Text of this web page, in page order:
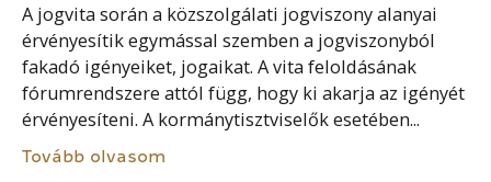
A jogvita során a közszolgálati jogviszony alanyai
érvényesítik egymással szemben a jogviszonyból
fakadó igényeiket, jogaikat. A vita feloldásának
fórumrendszere attól függ, hogy ki akarja az igényét
érvényesíteni. A kormánytisztviselők esetében...
Tovább olvasom